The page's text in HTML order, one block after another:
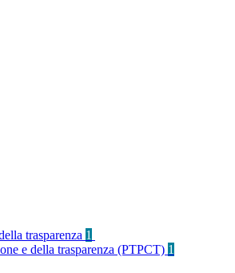
trasparenza 1
e della trasparenza (PTPCT) 1